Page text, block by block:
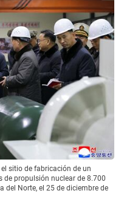
sitio de fabricación de un
propulsión nuclear de 8.700
del Norte, el 25 de diciembre de